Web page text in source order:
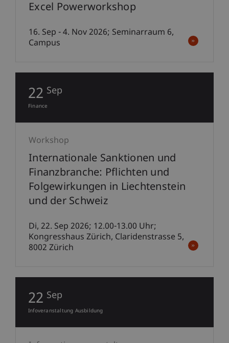
Excel Powerworkshop
16. Sep - 4. Nov 2026; Seminarraum 6,
Campus
22 Sep
Finance
Workshop
Internationale Sanktionen und
Finanzbranche: Pflichten und
Folgewirkungen in Liechtenstein
und der Schweiz
Di, 22. Sep 2026; 12.00-13.00 Uhr;
Kongresshaus Zürich, Claridenstrasse 5,
8002 Zürich
22 Sep
Infoveranstaltung Ausbildung